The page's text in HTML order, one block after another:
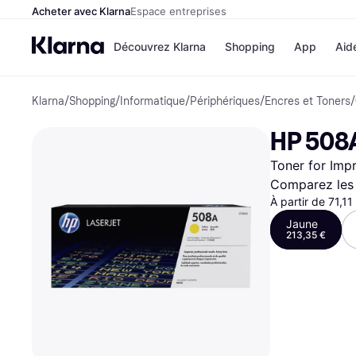
Acheter avec KlarnaEspace entreprises
Découvrez Klarna
Options de paiement
Payer maintenant
Paiement en 3 fois
Paiement à 30 jours
Klarna sur Apple Pay
Shopping
Magasins
Airbnb
Temu
JD Sports
Voir tous les
App
Klarna/Shopping/ Informatique/Périphériques/Encres et Toners/
HP
Toner for
Comparez
À partir de
Jaune
213,35 €